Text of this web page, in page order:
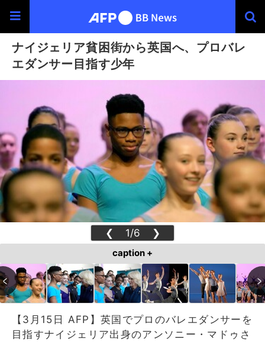
ナイジェリア貧困街から英国へ、プロバレ
エダンサー目指す少年
❮ 1/6 ❯
caption +
【3月15日 AFP】英国でプロのバレエダンサーを
目指すナイジェリア出身のアンソニー・マドゥさ